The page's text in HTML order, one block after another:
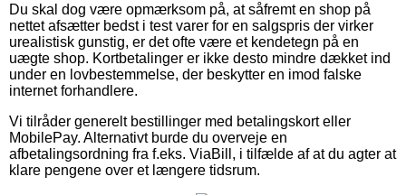
Du skal dog være opmærksom på, at såfremt en shop på
nettet afsætter bedst i test varer for en salgspris der virker
urealistisk gunstig, er det ofte være et kendetegn på en
uægte shop. Kortbetalinger er ikke desto mindre dækket ind
under en lovbestemmelse, der beskytter en imod falske
internet forhandlere.
Vi tilråder generelt bestillinger med betalingskort eller
MobilePay. Alternativt burde du overveje en
afbetalingsordning fra f.eks. ViaBill, i tilfælde af at du agter at
klare pengene over et længere tidsrum.